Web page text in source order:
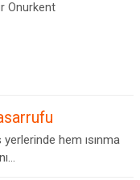
Onurkent
yerlerinde hem ısınma